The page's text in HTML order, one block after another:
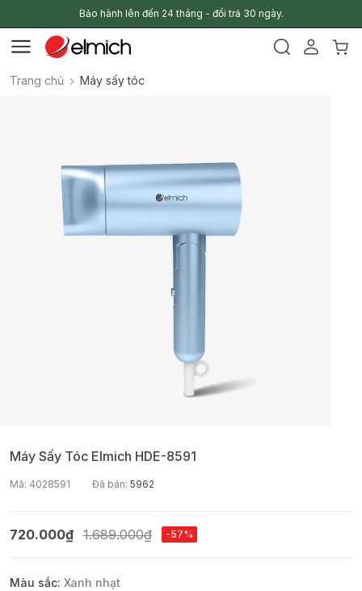
Bảo hành lên đến 24 tháng - đổi trả 30 ngày.
Trang chủ Máy sấy tóc
Máy Sấy Tóc Elmich HDE-8591
Mã: 4028591 Đã bán: 5962
720.000₫ 1.689.000₫ -57%
Màu sắc: Xanh nhạt